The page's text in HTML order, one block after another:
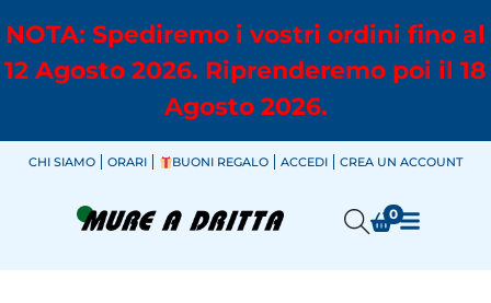
NOTA: Spediremo i vostri ordini fino al
12 Agosto 2026. Riprenderemo poi il 18
Agosto 2026.
CHI SIAMO ORARI BUONI REGALO ACCEDI CREA UN ACCOUNT
0